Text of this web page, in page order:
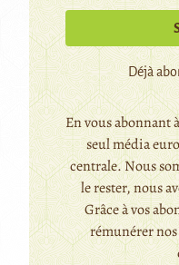
Déjà
En vous abonnant
seul média
centrale. Nous
le rester, nous
Grâce à vos
rémunérer